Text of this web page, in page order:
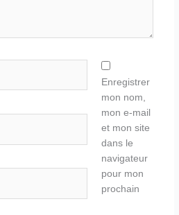
Enregistrer
mon nom,
mon e-mail
et mon site
dans le
navigateur
pour mon
prochain